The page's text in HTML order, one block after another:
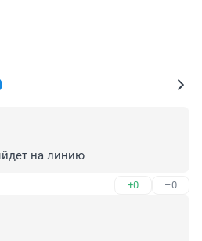
на линию
+0 –0